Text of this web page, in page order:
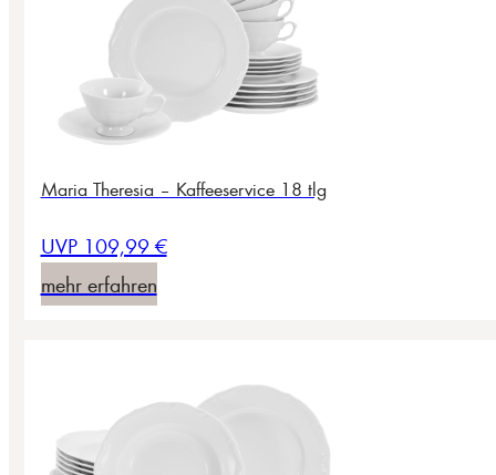
Maria Theresia – Kaffeeservice 18 tlg
UVP 109,99 €
mehr erfahren